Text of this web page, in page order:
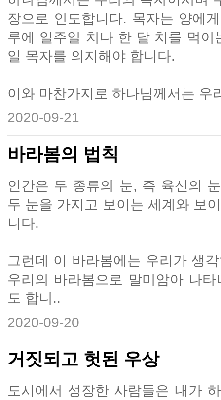
장으로 인도합니다. 목자는 양에
루에 일주일 치나 한 달 치를 먹
일 목자를 의지해야 합니다.
이와 마찬가지로 하나님께서는 우
2020-09-21
바라봄의 법칙
인간은 두 종류의 눈, 즉 육신의
두 눈을 가지고 보이는 세계와 보
니다.
그런데 이 바라봄에는 우리가 생
우리의 바라봄으로 말미암아 나
도 합니..
2020-09-20
거짓되고 헛된 우상
도시에서 성장한 사람들은 내가